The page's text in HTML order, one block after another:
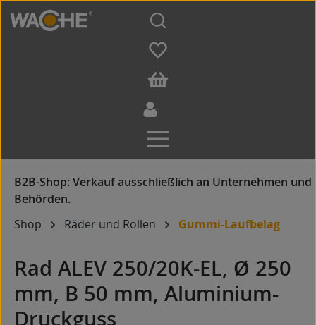
Zum Hauptinhalt springen
Shop Räder und Rollen Gummi-Laufbelag
Rad ALEV 250/20K-EL, Ø 250
mm, B 50 mm, Aluminium-
Druckguss